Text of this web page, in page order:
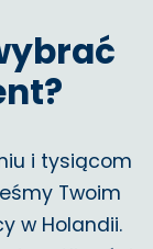
i tysiącom
Twoim
w Holandii.